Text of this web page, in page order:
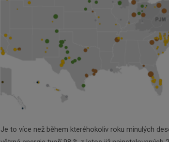
Je to více než během kteréhokoliv roku minulých